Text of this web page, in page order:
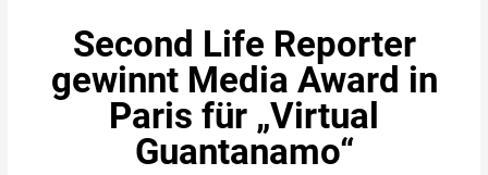
Second Life Reporter
gewinnt Media Award in
Paris für „Virtual
Guantanamo“